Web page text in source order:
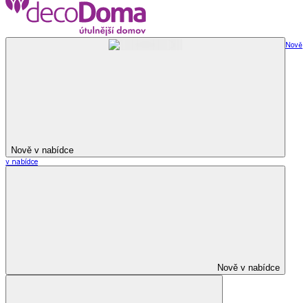
Nově v nabídce
Nově
v nabídce
Nově v nabídce